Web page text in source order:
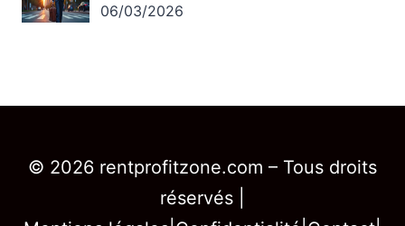
06/03/2026
© 2026 rentprofitzone.com – Tous droits
réservés |